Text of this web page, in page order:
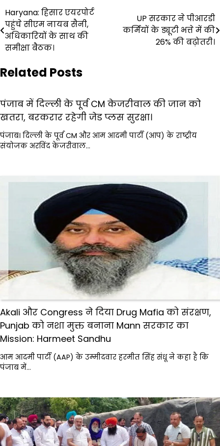
Post
navigation
Haryana: हिसार एयरपोर्ट
पहुंचे सीएम नायब सैनी,
अधिकारियों के साथ की
समीक्षा बैठक।
UP सरकार ने पीआरडी
कर्मियों के ड्यूटी भत्ते में की
26% की बढ़ोतरी।
Related Posts
पंजाब में दिल्ली के पूर्व CM केजरीवाल की जान को
खतरा, बरकरार रहेगी जेड प्लस सुरक्षा।
पंजाब। दिल्ली के पूर्व CM और आम आदमी पार्टी (आप) के राष्ट्रीय
संयोजक अरविंद केजरीवाल…
Akali और Congress ने दिया Drug Mafia को संरक्षण,
Punjab को नशा मुक्त बनाना Mann सरकार का
Mission: Harmeet Sandhu
आम आदमी पार्टी (AAP) के उम्मीदवार हरमीत सिंह संधू ने कहा है कि
पंजाब में…